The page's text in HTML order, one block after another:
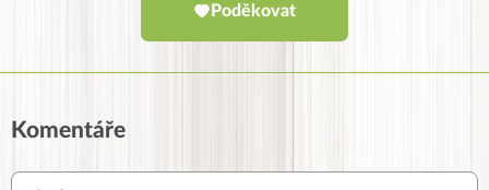
Poděkovat
Komentáře